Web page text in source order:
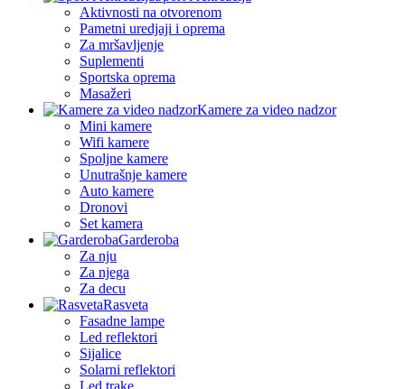
Aktivnosti na otvorenom
Pametni uredjaji i oprema
Za mršavljenje
Suplementi
Sportska oprema
Masažeri
Kamere za video nadzor
Mini kamere
Wifi kamere
Spoljne kamere
Unutrašnje kamere
Auto kamere
Dronovi
Set kamera
Garderoba
Za nju
Za njega
Za decu
Rasveta
Fasadne lampe
Led reflektori
Sijalice
Solarni reflektori
Led trake